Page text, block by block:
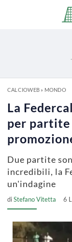
CALCIOWEB» MONDO
La
per partite
Due partite
incredibili, la
un'indagine
diStefano Vitetta 6